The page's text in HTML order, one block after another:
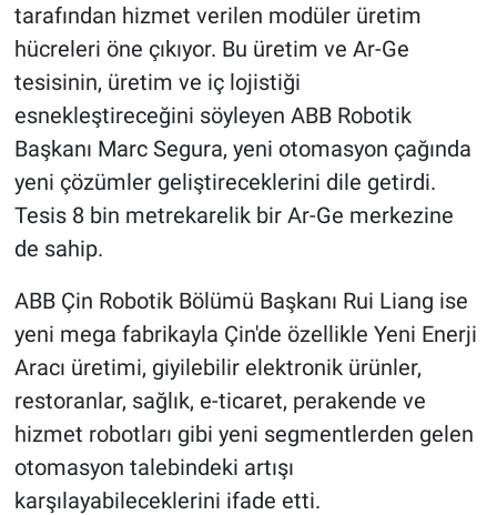
tarafından hizmet verilen modüler üretim
hücreleri öne çıkıyor. Bu üretim ve Ar-Ge
tesisinin, üretim ve iç lojistiği
esnekleştireceğini söyleyen ABB Robotik
Başkanı Marc Segura, yeni otomasyon çağında
yeni çözümler geliştireceklerini dile getirdi.
Tesis 8 bin metrekarelik bir Ar-Ge merkezine
de sahip.
ABB Çin Robotik Bölümü Başkanı Rui Liang ise
yeni mega fabrikayla Çin'de özellikle Yeni Enerji
Aracı üretimi, giyilebilir elektronik ürünler,
restoranlar, sağlık, e-ticaret, perakende ve
hizmet robotları gibi yeni segmentlerden gelen
otomasyon talebindeki artışı
karşılayabileceklerini ifade etti.